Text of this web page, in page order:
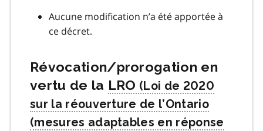
Aucune modification n’a été apportée à
ce décret.
Révocation/prorogation en
vertu de la LRO